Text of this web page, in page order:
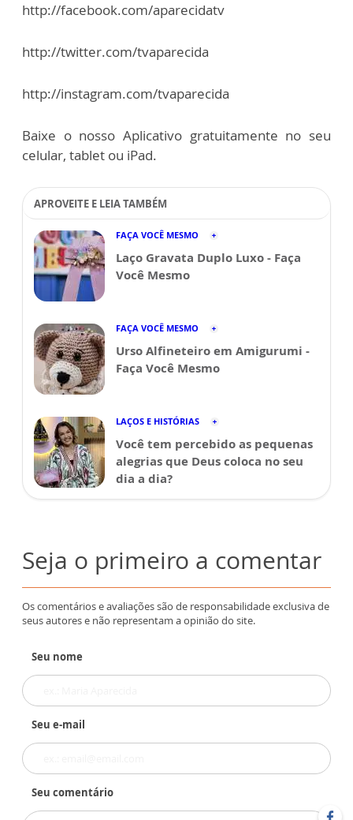
http://facebook.com/aparecidatv
http://twitter.com/tvaparecida
http://instagram.com/tvaparecida
Baixe o nosso Aplicativo gratuitamente no seu
celular, tablet ou iPad.
APROVEITE E LEIA TAMBÉM
FAÇA VOCÊ MESMO
Laço Gravata Duplo Luxo - Faça
Você Mesmo
FAÇA VOCÊ MESMO
Urso Alfineteiro em Amigurumi -
Faça Você Mesmo
LAÇOS E HISTÓRIAS
Você tem percebido as pequenas
alegrias que Deus coloca no seu
dia a dia?
Seja o primeiro a comentar
Os comentários e avaliações são de responsabilidade exclusiva de
seus autores e não representam a opinião do site.
Seu nome
Seu e-mail
Seu comentário